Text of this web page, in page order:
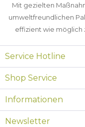
Mit gezielten
umweltfreundlichen
effizient wie möglich
Service Hotline
Shop Service
Informationen
Newsletter